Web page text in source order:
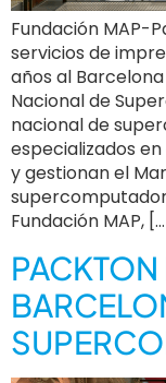
Fundación MAP-
servicios de
años al
Nacional de
nacional de
especializados
y gestionan el
Fundación MAP,